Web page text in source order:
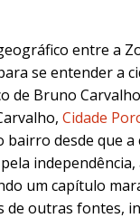
entre a
se entender a
de Bruno
Cidade
bairro desde que
um capítulo
de outras fontes,